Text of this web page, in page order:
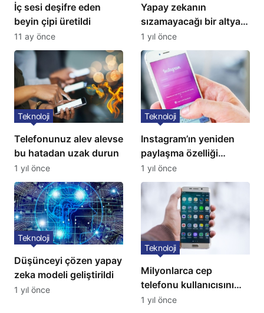
İç sesi deşifre eden
beyin çipi üretildi
11 ay önce
Yapay zekanın
sızamayacağı bir altyapı
geliştirildi
1 yıl önce
Telefonunuz alev alevse
bu hatadan uzak durun
Teknoloji
1 yıl önce
Instagram’ın yeniden
paylaşma özelliği
kullanıma açıldı
Teknoloji
1 yıl önce
Düşünceyi çözen yapay
zeka modeli geliştirildi
Teknoloji
1 yıl önce
Milyonlarca cep
telefonu kullanıcısını
ilgilendiren karar: 31
Teknoloji
1 yıl önce